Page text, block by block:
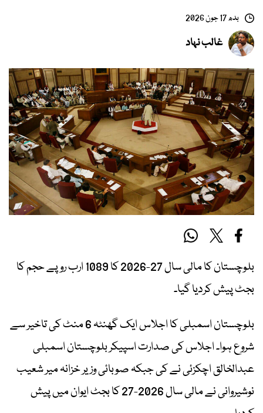
بدھ 17 جون 2026
غالب نہاد
بلوچستان کا مالی سال 27-2026 کا 1089 ارب روپے حجم کا
بجٹ پیش کردیا گیا۔
بلوچستان اسمبلی کا اجلاس ایک گھنٹہ 6 منٹ کی تاخیر سے
شروع ہوا۔ اجلاس کی صدارت اسپیکر بلوچستان اسمبلی
عبدالخالق اچکزئی نے کی جبکہ صوبائی وزیر خزانہ میر شعیب
نوشیروانی نے مالی سال 2026-27 کا بجٹ ایوان میں پیش